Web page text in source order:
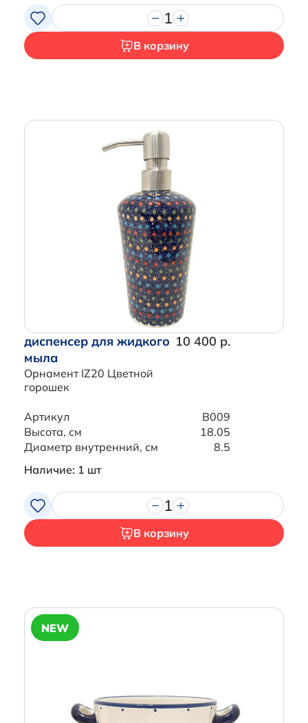
1
В корзину
диспенсер для жидкого
мыла
Орнамент IZ20 Цветной
горошек
10 400 р.
Артикул
B009
Высота, см
18.05
Диаметр внутренний, см
8.5
Наличие: 1 шт
1
В корзину
NEW